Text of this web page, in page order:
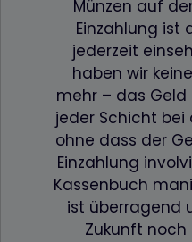
Münzen auf
Einzahlung ist
jederzeit
haben wir
mehr – das Geld
jeder Schicht bei
ohne dass der
Einzahlung
Kassenbuch
ist überragend
Zukunft noch